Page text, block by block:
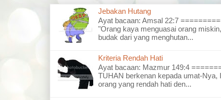
Jebakan Hutang
Ayat bacaan: Amsal 22:7
"Orang kaya menguasai orang
budak dari yang menghutan...
Kriteria Rendah Hati
Ayat bacaan: Mazmur 149:4
TUHAN berkenan kepada umat-Nya,
orang yang rendah hati den...